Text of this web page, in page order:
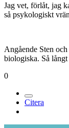
Jag vet, förlåt, jag
så psykologiskt
Angående Sten
biologiska. Så
0
Citera